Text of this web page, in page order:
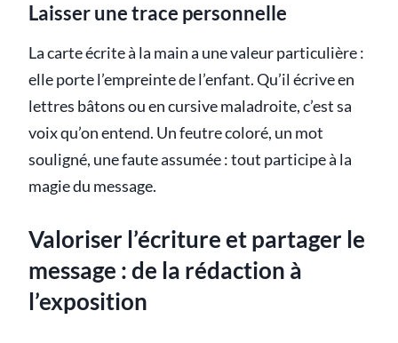
Laisser une trace personnelle
La carte écrite à la main a une valeur particulière :
elle porte l’empreinte de l’enfant. Qu’il écrive en
lettres bâtons ou en cursive maladroite, c’est sa
voix qu’on entend. Un feutre coloré, un mot
souligné, une faute assumée : tout participe à la
magie du message.
Valoriser l’écriture et partager le
message : de la rédaction à
l’exposition